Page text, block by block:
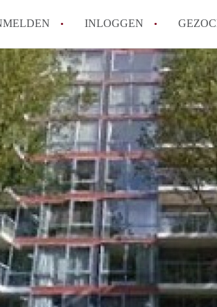
INLOGGEN
How to translate
Wat is
Hoeveel kost het
Wat is de
Berekent
Alle veelgestelde